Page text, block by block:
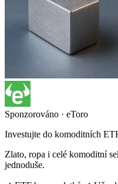
Sponzorováno · eToro
Investujte do komoditních
Zlato, ropa i celé komoditní
jednoduše.